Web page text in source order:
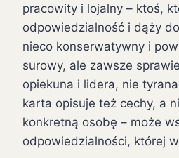
pracowity i lojalny – ktoś,
odpowiedzialność i dąży
nieco konserwatywny i
surowy, ale zawsze
opiekuna i lidera, nie
karta opisuje też cechy, a
konkretną osobę – może
odpowiedzialności, której